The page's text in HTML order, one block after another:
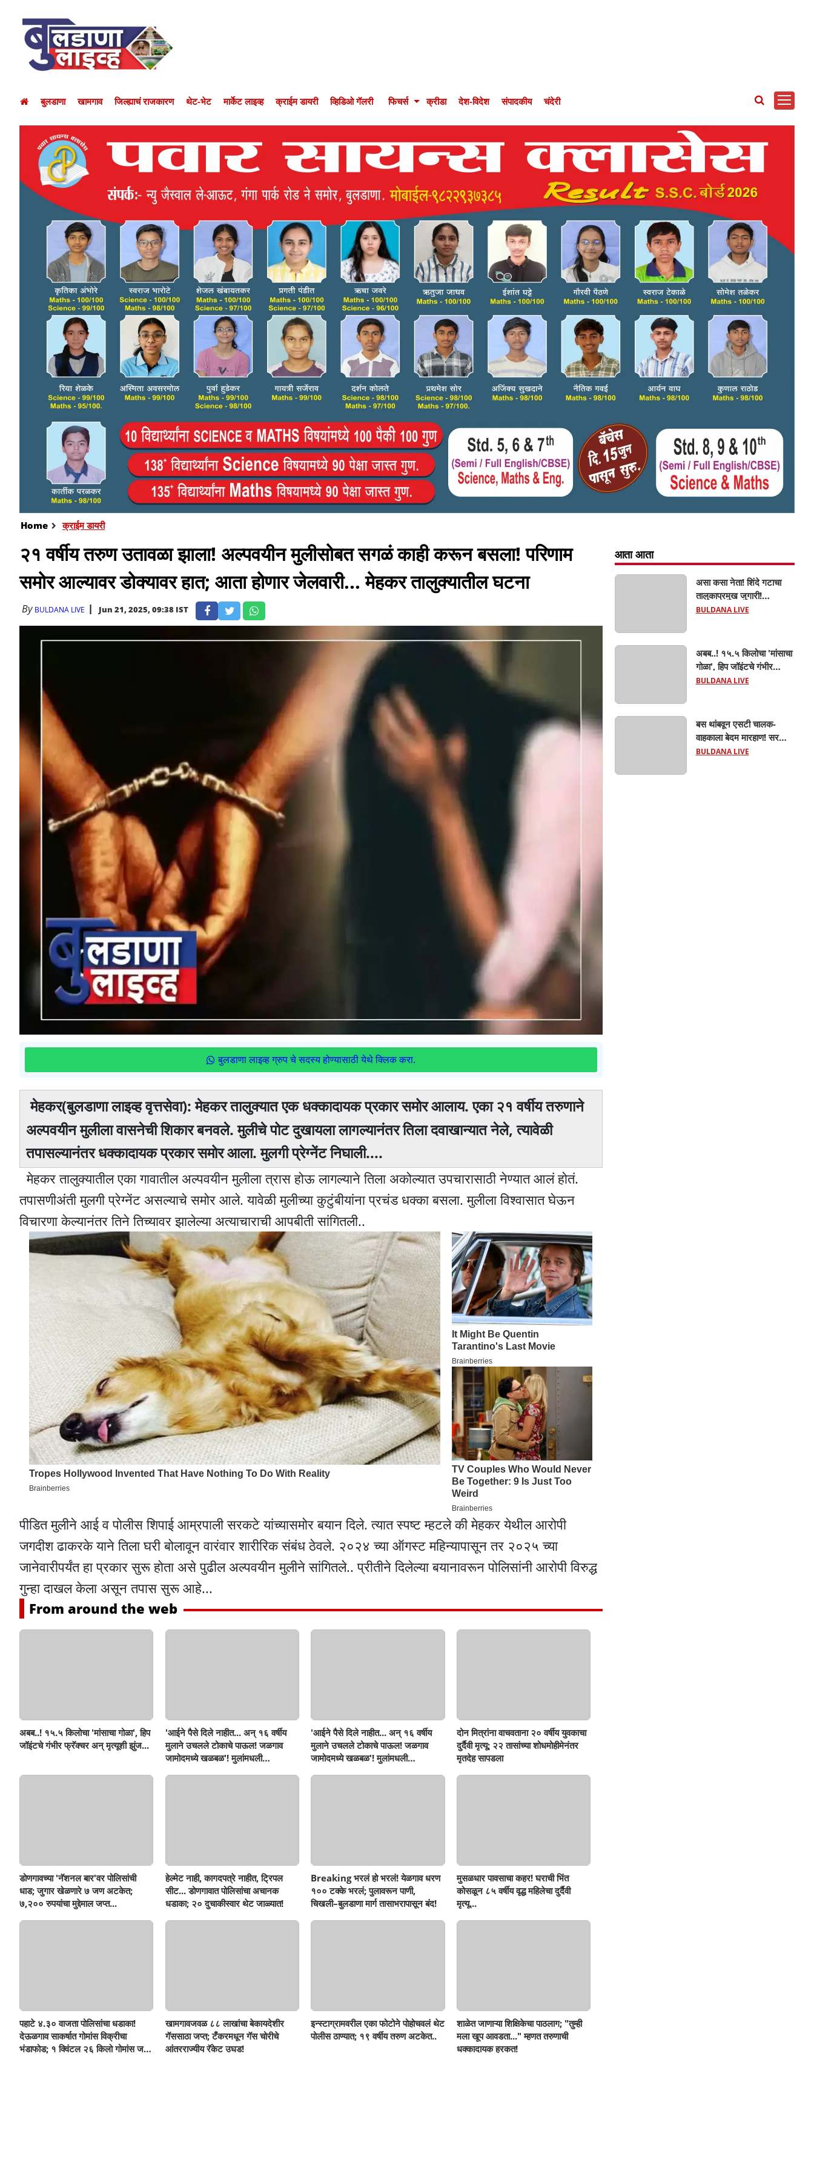
बुलडाणा खामगाव जिल्ह्याचं राजकारण थेट-भेट मार्केट लाइव्ह क्राईम डायरी व्हिडिओ गॅलरी फिचर्स क्रीडा देश-विदेश संपादकीय चंदेरी
Home क्राईम डायरी
२१ वर्षीय तरुण उतावळा झाला! अल्पवयीन मुलीसोबत सगळं काही करून बसला! परिणाम
समोर आल्यावर डोक्यावर हात; आता होणार जेलवारी... मेहकर तालुक्यातील घटना
By BULDANA LIVE Jun 21, 2025, 09:38 IST
बुलडाणा लाइव्ह ग्रुप चे सदस्य होण्यासाठी येथे क्लिक करा.
मेहकर(बुलडाणा लाइव्ह वृत्तसेवा): मेहकर तालुक्यात एक धक्कादायक प्रकार समोर आलाय. एका २१ वर्षीय तरुणाने
अल्पवयीन मुलीला वासनेची शिकार बनवले. मुलीचे पोट दुखायला लागल्यानंतर तिला दवाखान्यात नेले, त्यावेळी
तपासल्यानंतर धक्कादायक प्रकार समोर आला. मुलगी प्रेग्नेंट निघाली....
मेहकर तालुक्यातील एका गावातील अल्पवयीन मुलीला त्रास होऊ लागल्याने तिला अकोल्यात उपचारासाठी नेण्यात आलं होतं.
तपासणीअंती मुलगी प्रेग्नेंट असल्याचे समोर आले. यावेळी मुलीच्या कुटुंबीयांना प्रचंड धक्का बसला. मुलीला विश्वासात घेऊन
विचारणा केल्यानंतर तिने तिच्यावर झालेल्या अत्याचाराची आपबीती सांगितली..
पीडित मुलीने आई व पोलीस शिपाई आम्रपाली सरकटे यांच्यासमोर बयान दिले. त्यात स्पष्ट म्हटले की मेहकर येथील आरोपी
जगदीश ढाकरके याने तिला घरी बोलावून वारंवार शारीरिक संबंध ठेवले. २०२४ च्या ऑगस्ट महिन्यापासून तर २०२५ च्या
जानेवारीपर्यंत हा प्रकार सुरू होता असे पुढील अल्पवयीन मुलीने सांगितले.. प्रीतीने दिलेल्या बयानावरून पोलिसांनी आरोपी विरुद्ध
गुन्हा दाखल केला असून तपास सुरू आहे...
From around the web
अबब..! १५.५ किलोचा 'मांसाचा गोळा', हिप
जॉइंटचे गंभीर फ्रॅक्चर अन् मृत्यूशी झुंज...
'आईने पैसे दिले नाहीत... अन् १६ वर्षीय
मुलाने उचलले टोकाचे पाऊल! जळगाव
जामोदमध्ये खळबळ'! मुलांमधली
'आईने पैसे दिले नाहीत... अन् १६ वर्षीय
मुलाने उचलले टोकाचे पाऊल! जळगाव
जामोदमध्ये खळबळ'! मुलांमधली
दोन मित्रांना वाचवताना २० वर्षीय युवकाचा
दुर्दैवी मृत्यू; २२ तासांच्या शोधमोहीमेनंतर
मृतदेह सापडला
डोणगावच्या 'नॅशनल बार'वर पोलिसांची
धाड; जुगार खेळणारे ७ जण अटकेत;
७,२०० रुपयांचा मुद्देमाल जप्त...
हेल्मेट नाही, कागदपत्रे नाहीत, ट्रिपल
सीट... डोणगावात पोलिसांचा अचानक
धडाका; २० दुचाकीस्वार थेट जाळ्यात!
Breaking भरलं हो भरलं! येळगाव धरण
१०० टक्के भरलं; पुलावरून पाणी,
चिखली–बुलडाणा मार्ग तासाभरापासून बंद!
मुसळधार पावसाचा कहर! घराची भिंत
कोसळून ८५ वर्षीय वृद्ध महिलेचा दुर्दैवी
मृत्यू...
पहाटे ४.३० वाजता पोलिसांचा धडाका!
देऊळगाव साकर्षात गोमांस विक्रीचा
भंडाफोड; १ क्विंटल २६ किलो गोमांस जप्त,
खामगावजवळ ८८ लाखांचा बेकायदेशीर
गॅससाठा जप्त; टँकरमधून गॅस चोरीचे
आंतरराज्यीय रॅकेट उघड!
इन्स्टाग्रामवरील एका फोटोने पोहोचवलं थेट
पोलीस ठाण्यात; १९ वर्षीय तरुण अटकेत..
शाळेत जाणाऱ्या शिक्षिकेचा पाठलाग; "तुम्ही
मला खूप आवडता..." म्हणत तरुणाची
धक्कादायक हरकत!
आता आता
असा कसा नेता! शिंदे गटाचा
तालुकाप्रमुख जुगारी!
खामगावात तालुकाप्रमुखांच्या
गेला तालुकाप्रमुख; पण ६
जणांना साडेआठ लाखांच्या
मुद्देमालासह पकडले.....
BULDANA LIVE
अबब..! १५.५ किलोचा 'मांसाचा
गोळा', हिप जॉइंटचे गंभीर
फ्रॅक्चर अन् मृत्यूशी झुंज...
BULDANA LIVE
बस थांबवून एसटी चालक-
वाहकाला बेदम मारहाण! सरकारी
कामात अडथळा; प्रवाशांसमोर
BULDANA LIVE